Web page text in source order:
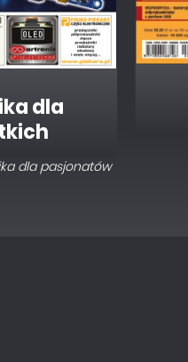
dla
dla pasjonatów